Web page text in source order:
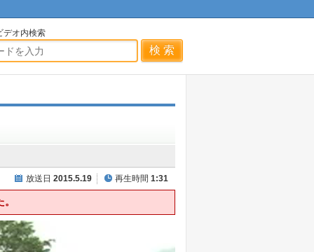
デオ内検索
放送日 2015.5.19 再生時間 1:31